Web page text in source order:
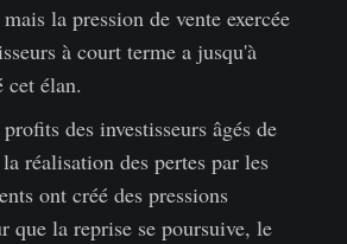
la pression de vente exercée
à court terme a jusqu'à
cet élan.
des investisseurs âgés de
réalisation des pertes par les
ont créé des pressions
que la reprise se poursuive, le